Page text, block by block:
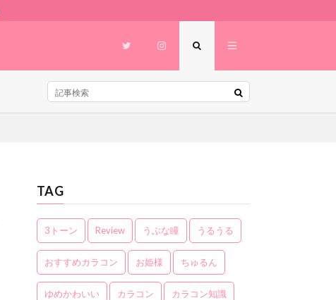
TAG
3トーン Review うぶな瞳 うるうる
おすすめカラコン お姫様 ちゅるん
ゆめかわいい カラコン カラコン知識